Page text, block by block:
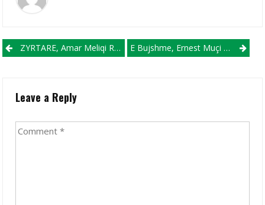
Post navigation
ZYRTARE, Amar Meliqi Rikthehet Te Klubi I Zemrës, FC Shkupi E Bujshme, Ernest Muçi Nga Beshiktashi Transferohet Te Aston Villa
Leave a Reply